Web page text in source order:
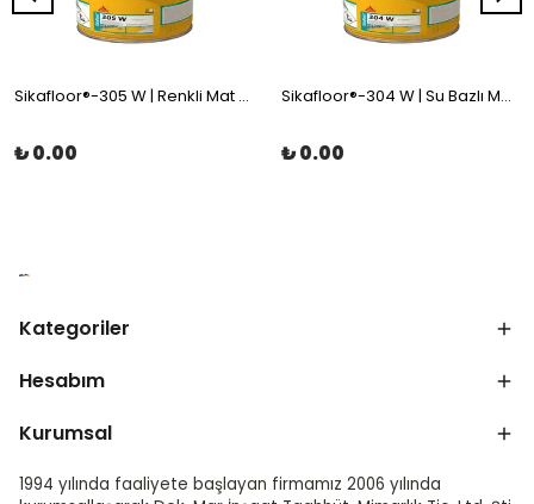
Sikafloor®-305 W | Renkli Mat Poliüretan Son Kat Zemin Kaplama
₺ 0.00
Sikafloor®-304 W | Su Bazlı Mat Poliüretan Son Kat
₺ 0.00
Kategoriler
Hesabım
Kurumsal
1994 yılında faaliyete başlayan firmamız 2006 yılında